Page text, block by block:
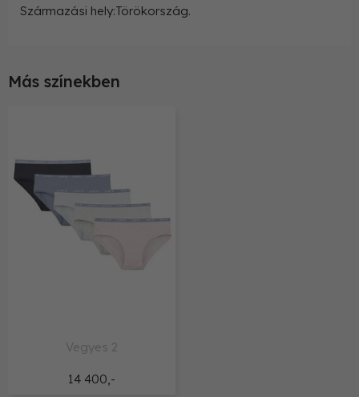
Származási hely:Törökország.
Más színekben
14 400,-
Vegyes 2